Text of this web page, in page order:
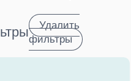
Удалить
фильтры